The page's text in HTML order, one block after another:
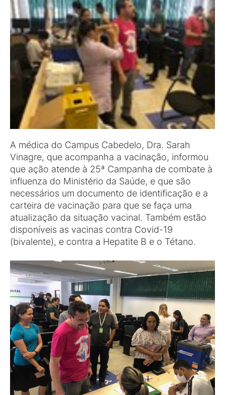
A médica do Campus Cabedelo, Dra. Sarah
Vinagre, que acompanha a vacinação, informou
que ação atende à 25ª Campanha de combate à
influenza do Ministério da Saúde, e que são
necessários um documento de identificação e a
carteira de vacinação para que se faça uma
atualização da situação vacinal. Também estão
disponíveis as vacinas contra Covid-19
(bivalente), e contra a Hepatite B e o Tétano.